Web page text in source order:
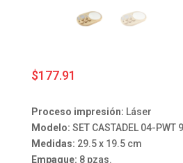
$177.91
Proceso impresión: Láser
Modelo: SET CASTADEL 04-PWT
Medidas: 29.5 x 19.5 cm
Empaque: 8 pzas.